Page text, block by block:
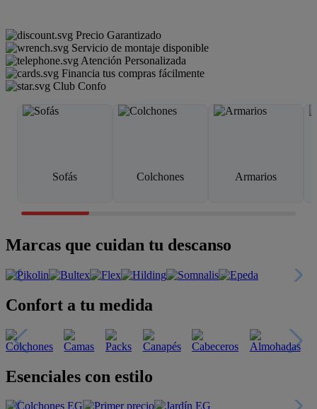
Precio Garantizado
Servicio de montaje disponible
Atención Personalizada
Financia tus compras fácilmente
Club Confo
Sofás Colchones Armarios
Marcas que cuidan tu descanso
Confort a tu medida
Esenciales con estilo